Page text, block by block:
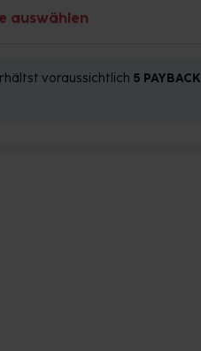
auswählen
voraussichtlich 5 PAYBACK